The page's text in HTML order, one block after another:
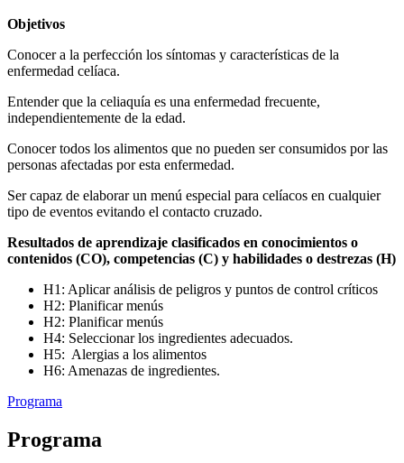
Objetivos
Conocer a la perfección los síntomas y características de la
enfermedad celíaca.
Entender que la celiaquía es una enfermedad frecuente,
independientemente de la edad.
Conocer todos los alimentos que no pueden ser consumidos por las
personas afectadas por esta enfermedad.
Ser capaz de elaborar un menú especial para celíacos en cualquier
tipo de eventos evitando el contacto cruzado.
Resultados de aprendizaje clasificados en conocimientos o
contenidos (CO), competencias (C) y habilidades o destrezas (H)
H1: Aplicar análisis de peligros y puntos de control críticos
H2: Planificar menús
H2: Planificar menús
H4: Seleccionar los ingredientes adecuados.
H5: Alergias a los alimentos
H6: Amenazas de ingredientes.
Programa
Programa